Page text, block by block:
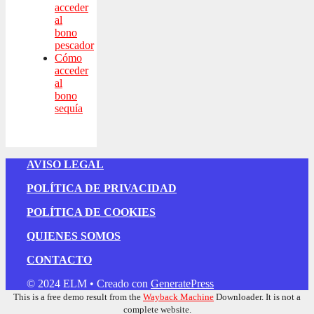
acceder
al
bono
pescador
Cómo
acceder
al
bono
sequía
AVISO LEGAL
POLÍTICA DE PRIVACIDAD
POLÍTICA DE COOKIES
QUIENES SOMOS
CONTACTO
© 2024 ELM • Creado con GeneratePress
This is a free demo result from the Wayback Machine Downloader. It is not a
complete website.